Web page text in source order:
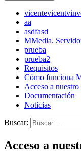
vicentevicent
aa
asdfasd
MMedia.
prueba
prueba2
Requisitos
Cómo funciona
Acceso a nuestro
Documentación
Noticias
Buscar:
Acceso a